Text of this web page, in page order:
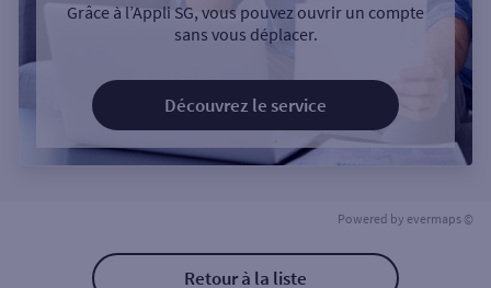
Grâce à l’Appli SG, vous pouvez ouvrir un compte
sans vous déplacer.
Découvrez le service
Powered by evermaps ©
Retour à la liste